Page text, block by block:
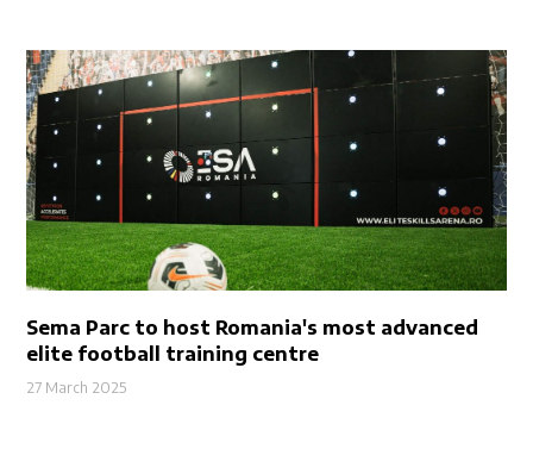
Sema Parc to host Romania's most advanced
elite football training centre
27 March 2025